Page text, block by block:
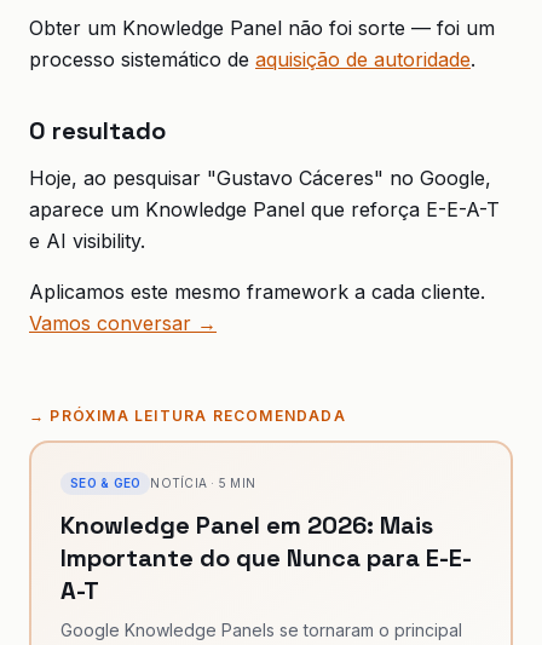
Obter um Knowledge Panel não foi sorte — foi um
processo sistemático de aquisição de autoridade.
O resultado
Hoje, ao pesquisar "Gustavo Cáceres" no Google,
aparece um Knowledge Panel que reforça E-E-A-T
e AI visibility.
Aplicamos este mesmo framework a cada cliente.
Vamos conversar →
→ PRÓXIMA LEITURA RECOMENDADA
SEO & GEO NOTÍCIA · 5 MIN
Knowledge Panel em 2026: Mais
Importante do que Nunca para E-E-
A-T
Google Knowledge Panels se tornaram o principal